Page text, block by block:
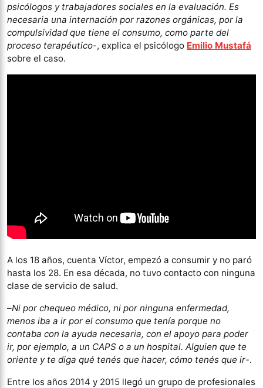
psicólogos y trabajadores sociales en la evaluación. Es
necesaria una internación por razones orgánicas, por la
compulsividad que tiene el consumo, como parte del
proceso terapéutico-, explica el psicólogo Emilio Mustafá
sobre el caso.
A los 18 años, cuenta Víctor, empezó a consumir y no paró
hasta los 28. En esa década, no tuvo contacto con ninguna
clase de servicio de salud.
–Ni por chequeo médico, ni por ninguna enfermedad,
menos iba a ir por el consumo que tenía porque no
contaba con la ayuda necesaria, con el apoyo para poder
ir, por ejemplo, a un CAPS o a un hospital. Alguien que te
oriente y te diga qué tenés que hacer, cómo tenés que ir-.
Entre los años 2014 y 2015 llegó un grupo de profesionales